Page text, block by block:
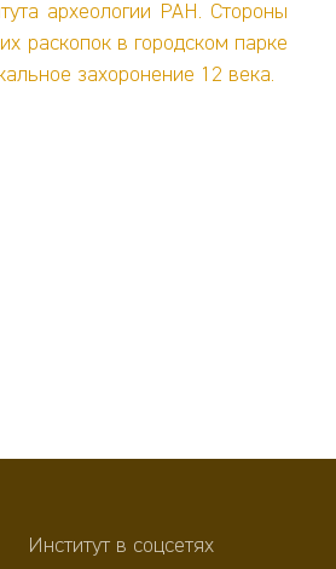
археологии РАН. Стороны
раскопок в городском парке
захоронение 12 века.
Институт в соцсетях